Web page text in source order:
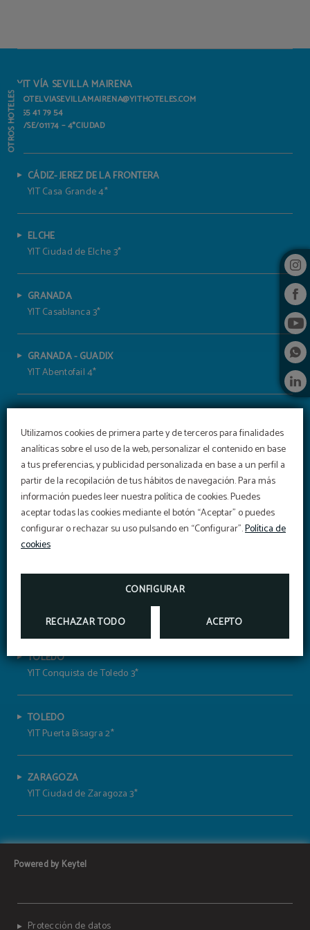
Utilizamos cookies de primera parte y de terceros para finalidades
analíticas sobre el uso de la web, personalizar el contenido en base
a tus preferencias, y publicidad personalizada en base a un perfil a
partir de la recopilación de tus hábitos de navegación. Para más
información puedes leer nuestra política de cookies. Puedes
aceptar todas las cookies mediante el botón “Aceptar” o puedes
configurar o rechazar su uso pulsando en “Configurar”.Política de
cookies
CONFIGURAR
RECHAZAR TODO ACEPTO
YIT VÍA SEVILLA MAIRENA
HOTELVIASEVILLAMAIRENA@YITHOTELES.COM
955 41 79 54
H/SE/01174 – 4*CIUDAD
CÁDIZ- JEREZ DE LA FRONTERA
YIT Casa Grande 4*
ELCHE
YIT Ciudad de Elche 3*
GRANADA
YIT Casablanca 3*
GRANADA - GUADIX
YIT Abentofail 4*
YIT Conquista de Granada 4*
JAÉN - BAEZA
YIT La Casona del Arco 4*
JAÉN - ÚBEDA
YIT El Postigo 4*
SEVILLA - VALENCINA DE LA CONCEPCIÓN
YIT Vereda Real 4*
TOLEDO
YIT Conquista de Toledo 3*
TOLEDO
YIT Puerta Bisagra 2*
ZARAGOZA
YIT Ciudad de Zaragoza 3*
Powered by Keytel
Protección de datos
Delicioso desayuno
DISFRUTA DE NUESTRO EXQUISITO DESAYUNO-
BUFFET CON GRAN VARIEDAD DE PRODUCTOS
OTROS HOTELES